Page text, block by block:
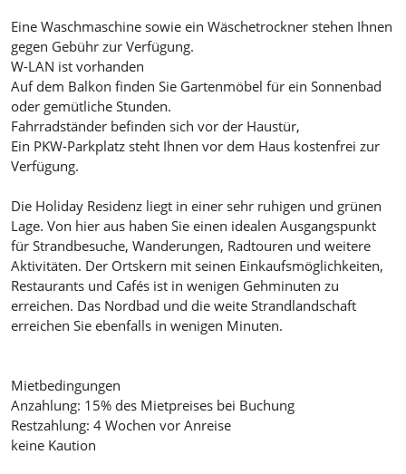
Eine Waschmaschine sowie ein Wäschetrockner stehen Ihnen
gegen Gebühr zur Verfügung.
W-LAN ist vorhanden
Auf dem Balkon finden Sie Gartenmöbel für ein Sonnenbad
oder gemütliche Stunden.
Fahrradständer befinden sich vor der Haustür,
Ein PKW-Parkplatz steht Ihnen vor dem Haus kostenfrei zur
Verfügung.
Die Holiday Residenz liegt in einer sehr ruhigen und grünen
Lage. Von hier aus haben Sie einen idealen Ausgangspunkt
für Strandbesuche, Wanderungen, Radtouren und weitere
Aktivitäten. Der Ortskern mit seinen Einkaufsmöglichkeiten,
Restaurants und Cafés ist in wenigen Gehminuten zu
erreichen. Das Nordbad und die weite Strandlandschaft
erreichen Sie ebenfalls in wenigen Minuten.
Mietbedingungen
Anzahlung: 15% des Mietpreises bei Buchung
Restzahlung: 4 Wochen vor Anreise
keine Kaution